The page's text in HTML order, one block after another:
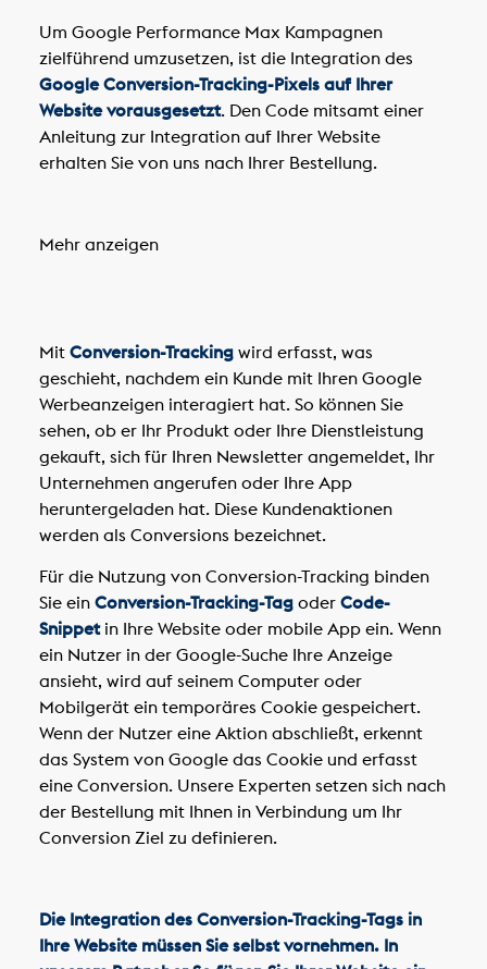
Um Google Performance Max Kampagnen
zielführend umzusetzen, ist die Integration des
Google Conversion-Tracking-Pixels auf Ihrer
Website vorausgesetzt. Den Code mitsamt einer
Anleitung zur Integration auf Ihrer Website
erhalten Sie von uns nach Ihrer Bestellung.
Mehr anzeigen
Mit Conversion-Trackingwird erfasst, was
geschieht, nachdem ein Kunde mit Ihren Google
Werbeanzeigen interagiert hat. So können Sie
sehen, ob er Ihr Produkt oder Ihre Dienstleistung
gekauft, sich für Ihren Newsletter angemeldet, Ihr
Unternehmen angerufen oder Ihre App
heruntergeladen hat. Diese Kundenaktionen
werden als Conversions bezeichnet.
Für die Nutzung von Conversion-Tracking binden
Sie ein Conversion-Tracking-Tagoder Code-
Snippetin Ihre Website oder mobile App ein. Wenn
ein Nutzer in der Google-Suche Ihre Anzeige
ansieht, wird auf seinem Computer oder
Mobilgerät ein temporäres Cookie gespeichert.
Wenn der Nutzer eine Aktion abschließt, erkennt
das System von Google das Cookie und erfasst
eine Conversion. Unsere Experten setzen sich nach
der Bestellung mit Ihnen in Verbindung um Ihr
Conversion Ziel zu definieren.
Die Integration des Conversion-Tracking-Tags in
Ihre Website müssen Sie selbst vornehmen. In